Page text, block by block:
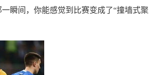
瞬间，你能感觉到比赛变成了“撞墙式聚